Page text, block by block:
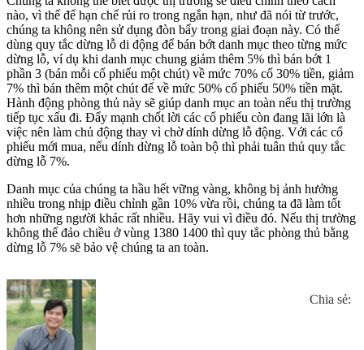
nào, vì thế để hạn chế rủi ro trong ngắn hạn, như đã nói từ trước,
chúng ta không nên sử dụng đòn bẩy trong giai đoạn này. Có thể
dùng quy tắc dừng lỗ di động để bán bớt danh mục theo từng mức
dừng lỗ, ví dụ khi danh mục chung giảm thêm 5% thì bán bớt 1
phần 3 (bán mỗi cổ phiếu một chút) về mức 70% cổ 30% tiền, giảm
7% thì bán thêm một chút để về mức 50% cổ phiếu 50% tiền mặt.
Hành động phòng thủ này sẽ giúp danh mục an toàn nếu thị trường
tiếp tục xấu đi. Đẩy mạnh chốt lời các cổ phiếu còn đang lãi lớn là
việc nên làm chủ động thay vì chờ dính dừng lỗ động. Với các cổ
phiếu mới mua, nếu dính dừng lỗ toàn bộ thì phải tuân thủ quy tắc
dừng lỗ 7%.
Danh mục của chúng ta hầu hết vững vàng, không bị ảnh hưởng
nhiều trong nhịp điều chỉnh gần 10% vừa rồi, chúng ta đã làm tốt
hơn những người khác rất nhiều. Hãy vui vì điều đó. Nếu thị trường
không thể đảo chiều ở vùng 1380 1400 thì quy tắc phòng thủ bằng
dừng lỗ 7% sẽ bảo vệ chúng ta an toàn.
Chia sẻ: